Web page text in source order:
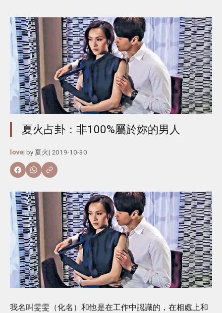
夏火占卦：非100%屬於妳的男人
love| by 夏火| 2019-10-30
我名叫雯雯（化名）和他是在工作中認識的，在相處上和